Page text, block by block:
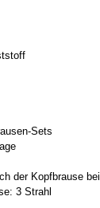
Sets
der Kopfbrause
3 Strahl